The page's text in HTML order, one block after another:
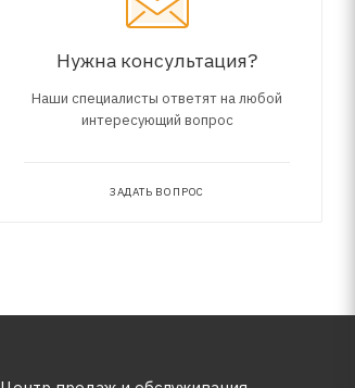
Нужна консультация?
Наши специалисты ответят на любой
интересующий вопрос
ЗАДАТЬ ВОПРОС